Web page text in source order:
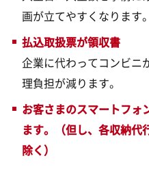
画が立てやすくなります。
払込取扱票が領収書
企業に代わってコンビニ
理負担が減ります。
お客さまのスマートフォ
ます。（但し、各収納代
除く）